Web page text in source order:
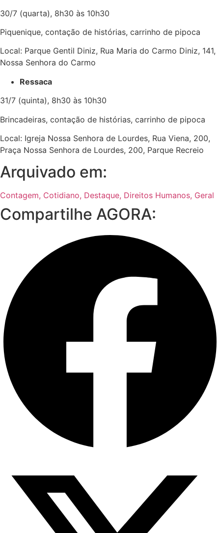
30/7 (quarta), 8h30 às 10h30
Piquenique, contação de histórias, carrinho de pipoca
Local: Parque Gentil Diniz, Rua Maria do Carmo Diniz, 141,
Nossa Senhora do Carmo
Ressaca
31/7 (quinta), 8h30 às 10h30
Brincadeiras, contação de histórias, carrinho de pipoca
Local: Igreja Nossa Senhora de Lourdes, Rua Viena, 200,
Praça Nossa Senhora de Lourdes, 200, Parque Recreio
Arquivado em:
Contagem, Cotidiano, Destaque, Direitos Humanos, Geral
Compartilhe AGORA: